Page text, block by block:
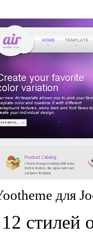
для
стилей